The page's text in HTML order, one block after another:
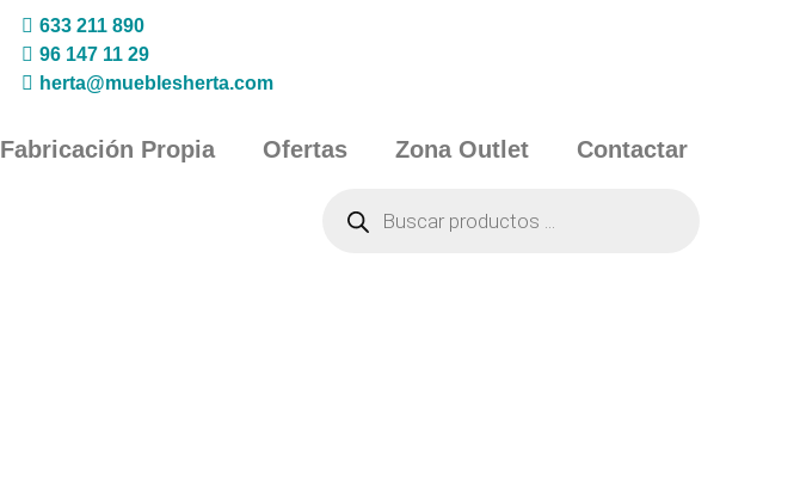
633 211 890
96 147 11 29
herta@mueblesherta.com
Fabricación Propia Ofertas Zona Outlet Contactar